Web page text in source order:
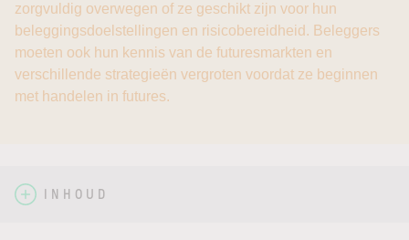
zorgvuldig overwegen of ze geschikt zijn voor hun
beleggingsdoelstellingen en risicobereidheid. Beleggers
moeten ook hun kennis van de futuresmarkten en
verschillende strategieën vergroten voordat ze beginnen
met handelen in futures.
INHOUD